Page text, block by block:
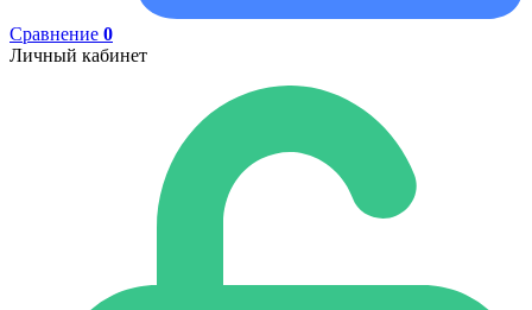
Сравнение 0
Личный кабинет